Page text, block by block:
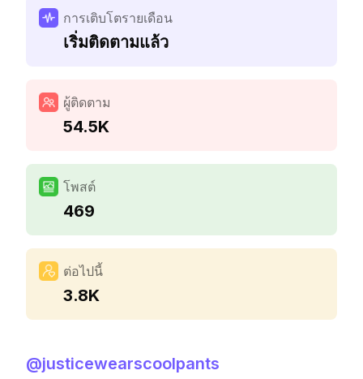
การเติบโตรายเดือน
เริ่มติดตามแล้ว
ผู้ติดตาม
54.5K
โพสต์
469
ต่อไปนี้
3.8K
@justicewearscoolpants